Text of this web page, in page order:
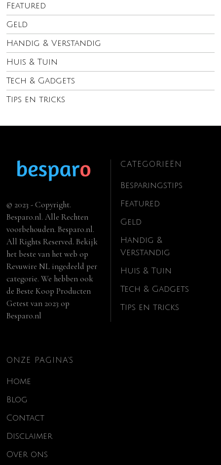
Featured
Geld
Handig & Verstandig
Huis & Tuin
Tech & Gadgets
Tips en tricks
© 2023 - Copyright.
Besparo.nl. Alle Rechten
voorbehouden. Besparo.nl.
All Rights Reserved. Bekijk
het beste van het web op
Revuwire NL ingedeeld per
categorie. We hebben ook
deBeste Koop Producten
Getest van 2023 op
Besparo.nl
CATEGORIEËN
Besparingstips
Featured
Geld
Handig &
Verstandig
Huis & Tuin
Tech & Gadgets
Tips en tricks
ONZE PAGINA’S
Home
Blog
Contact
Disclaimer
Over ons